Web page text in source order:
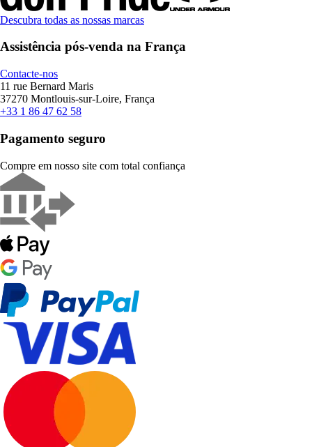
Descubra todas as nossas marcas
Assistência pós-venda na França
Contacte-nos
11 rue Bernard Maris
37270 Montlouis-sur-Loire, França
+33 1 86 47 62 58
Pagamento seguro
Compre em nosso site com total confiança